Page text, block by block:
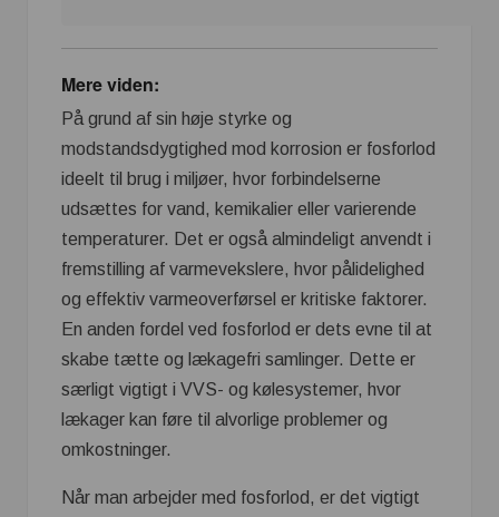
Mere viden:
På grund af sin høje styrke og
modstandsdygtighed mod korrosion er fosforlod
ideelt til brug i miljøer, hvor forbindelserne
udsættes for vand, kemikalier eller varierende
temperaturer. Det er også almindeligt anvendt i
fremstilling af varmevekslere, hvor pålidelighed
og effektiv varmeoverførsel er kritiske faktorer.
En anden fordel ved fosforlod er dets evne til at
skabe tætte og lækagefri samlinger. Dette er
særligt vigtigt i VVS- og kølesystemer, hvor
lækager kan føre til alvorlige problemer og
omkostninger.
Når man arbejder med fosforlod, er det vigtigt